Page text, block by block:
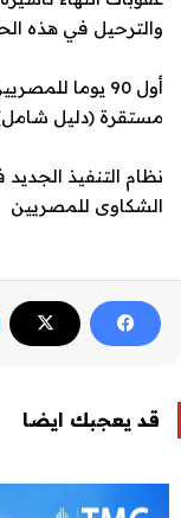
والترحيل في هذه
أول 90 يوما
مستقرة (دليل
نظام التنفيذ
الشكاوى للمصريين
قد يعجبك ايضا